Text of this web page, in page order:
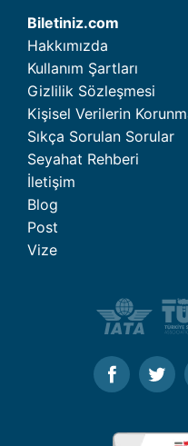
Biletiniz.com
Hakkımızda
Kullanım Şartları
Gizlilik Sözleşmesi
Kişisel Verilerin
Sıkça Sorulan Sorular
Seyahat Rehberi
İletişim
Blog
Post
Vize